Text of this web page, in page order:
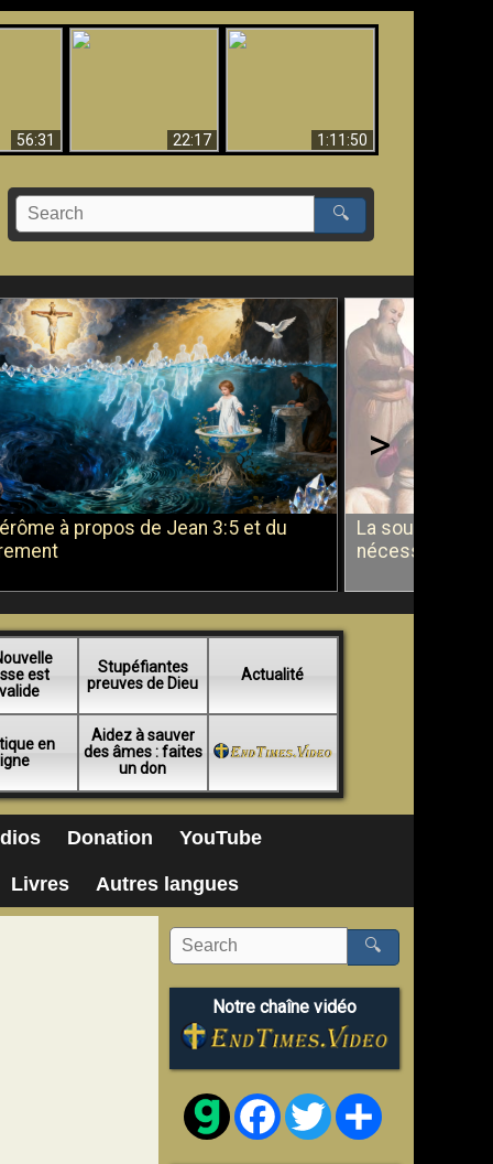
56:31 22:17
1:11:50
🔍
à propos de Jean 3:5 et du
La soumission
nécessité du
>
est
Stupéfiantes
preuves de Dieu
Actualité
en
ligne
Aidez à sauver
des âmes : faites
un don
Donation YouTube
Livres Autres langues
🔍
Notre chaîne vidéo
FacebookTwitter